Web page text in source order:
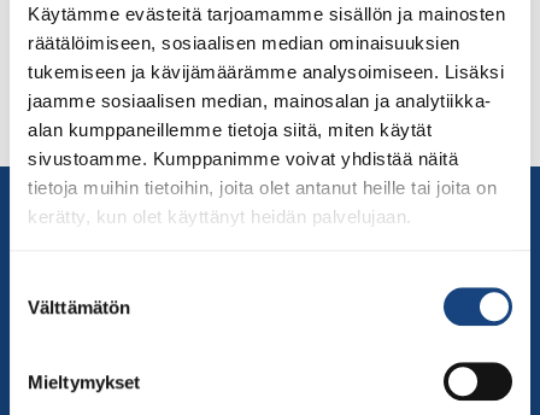
Käytämme evästeitä tarjoamamme sisällön ja mainosten
räätälöimiseen, sosiaalisen median ominaisuuksien
tukemiseen ja kävijämäärämme analysoimiseen. Lisäksi
jaamme sosiaalisen median, mainosalan ja analytiikka-
alan kumppaneillemme tietoja siitä, miten käytät
sivustoamme. Kumppanimme voivat yhdistää näitä
tietoja muihin tietoihin, joita olet antanut heille tai joita on
kerätty, kun olet käyttänyt heidän palvelujaan.
valinta
Välttämätön
Mieltymykset
2000008805078.html Lue myös Yrjö Kareksen
kirjoittama Aamulehden artikkeli täältä. Judon SM-
kilpailujen kuvat ovat vapaasti seurojen käytettävissä.
Tuhansista kuvista poimitut otokset ovat jakaneet
judoyhteisön ja median käyttöön Kalle Kiviniemi […]
Yhteystiedot